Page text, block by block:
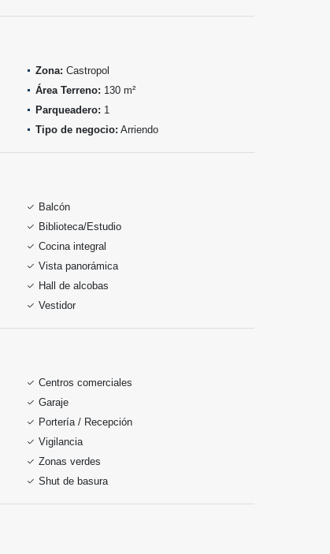
Zona: Castropol
Área Terreno: 130 m²
Parqueadero: 1
Tipo de negocio: Arriendo
Balcón
Biblioteca/Estudio
Cocina integral
Vista panorámica
Hall de alcobas
Vestidor
Centros comerciales
Garaje
Portería / Recepción
Vigilancia
Zonas verdes
Shut de basura